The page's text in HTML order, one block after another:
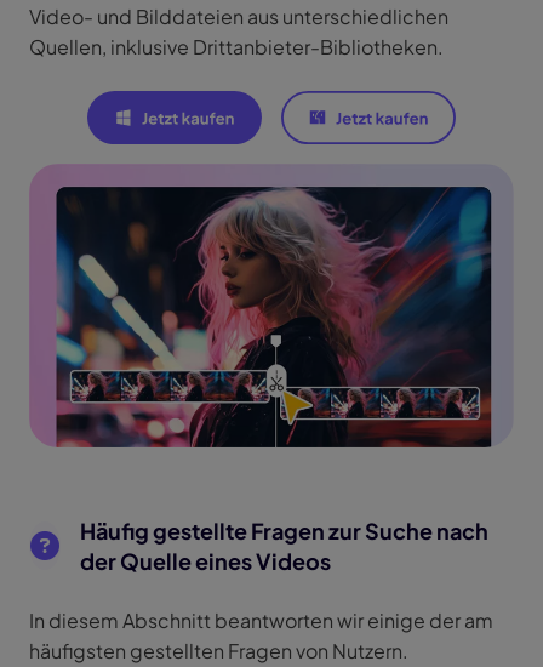
Video- und Bilddateien aus unterschiedlichen
Quellen, inklusive Drittanbieter-Bibliotheken.
Häufig gestellte Fragen zur Suche nach
der Quelle eines Videos
In diesem Abschnitt beantworten wir einige der am
häufigsten gestellten Fragen von Nutzern.